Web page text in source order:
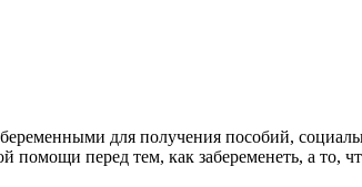
для получения пособий,
перед тем, как забеременеть, а то,